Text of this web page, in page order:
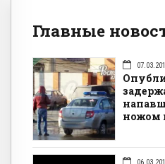
Главные
ножом